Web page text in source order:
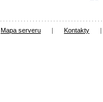
Mapa serveru | Kontakty |